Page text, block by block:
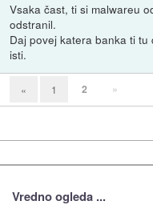
Vsaka čast, ti si malwareu
odstranil.
Daj povej katera banka ti
isti.
« 1 2 »
Vredno ogleda ...